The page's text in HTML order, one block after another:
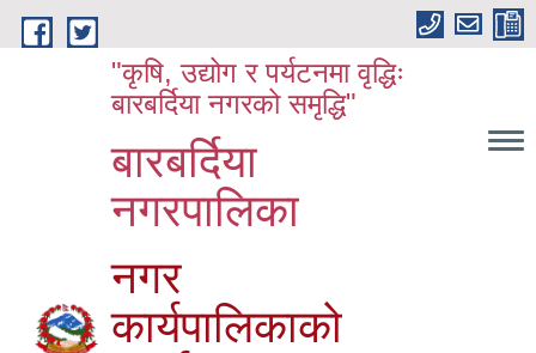
Skip to main content
"कृषि, उद्योग र पर्यटनमा वृद्धिः
बारबर्दिया नगरको समृद्धि"
बारबर्दिया
नगरपालिका
नगर
कार्यपालिकाको